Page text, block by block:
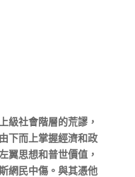
級社會階層的荒謬，
下而上掌握經濟和政
翼思想和普世價值，
網民中傷。與其憑他